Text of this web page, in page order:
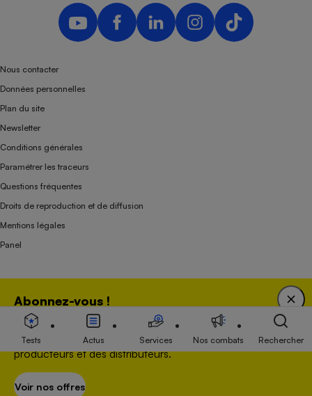
Abonnez-vous !
Bénéficiez d'une expertise unique tout en soutenant
une association 100 % indépendante de l'Etat, des
producteurs et des distributeurs.
Voir nos offres
Nous contacter
Données personnelles
Plan du site
Newsletter
Conditions générales
Paramétrer les traceurs
Questions fréquentes
Droits de reproduction et de diffusion
Mentions légales
Panel
Association indépendante de l’État, des syndicats, des producteurs et des
distributeurs depuis 1951.
Tests Actus Services Nos combats Rechercher